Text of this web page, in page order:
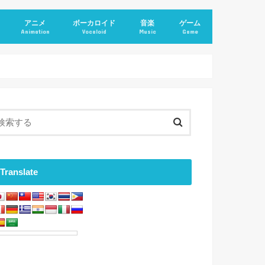
アニメ
Animation
ボーカロイド
Vocaloid
音楽
Music
ゲーム
Game
Translate